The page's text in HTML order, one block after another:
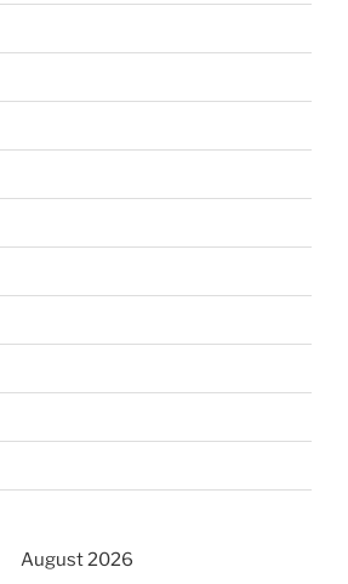
August 2026